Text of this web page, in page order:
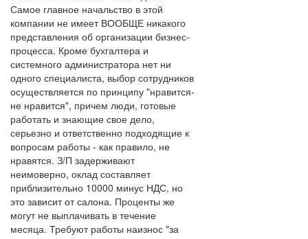
Самое главное начальство в этой
компании не имеет ВООБЩЕ никакого
представления об организации бизнес-
процесса. Кроме бухгалтера и
системного администратора нет ни
одного специалиста, выбор сотрудников
осуществляется по принципу "нравится-
не нравится", причем люди, готовые
работать и знающие свое дело,
серьезно и ответственно подходящие к
вопросам работы - как правило, не
нравятся. З/П задерживают
неимоверно, оклад составляет
приблизительно 10000 минус НДС, но
это зависит от салона. Проценты же
могут не выплачивать в течение
месяца. Требуют работы наизнос "за